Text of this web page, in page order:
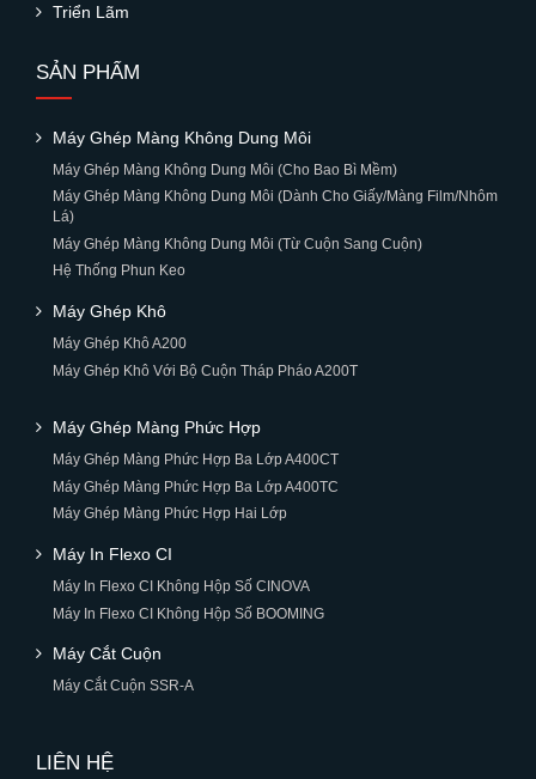
Triển Lãm
SẢN PHẨM
Máy Ghép Màng Không Dung Môi
Máy Ghép Màng Không Dung Môi (Cho Bao Bì Mềm)
Máy Ghép Màng Không Dung Môi (Dành Cho Giấy/Màng Film/Nhôm
Lá)
Máy Ghép Màng Không Dung Môi (Từ Cuộn Sang Cuộn)
Hệ Thống Phun Keo
Máy Ghép Khô
Máy Ghép Khô A200
Máy Ghép Khô Với Bộ Cuộn Tháp Pháo A200T
Máy Ghép Màng Phức Hợp
Máy Ghép Màng Phức Hợp Ba Lớp A400CT
Máy Ghép Màng Phức Hợp Ba Lớp A400TC
Máy Ghép Màng Phức Hợp Hai Lớp
Máy In Flexo CI
Máy In Flexo CI Không Hộp Số CINOVA
Máy In Flexo CI Không Hộp Số BOOMING
Máy Cắt Cuộn
Máy Cắt Cuộn SSR-A
LIÊN HỆ